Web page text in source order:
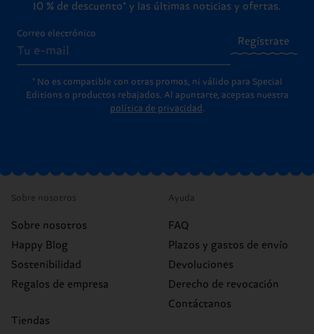
10 % de descuento* y las últimas noticias y ofertas.
Correo electrónico
Regístrate
* No es compatible con otras promos, ni válido para Special
Editions o productos rebajados. Al apuntarte, aceptas nuestra
política de privacidad .
Sobre nosotros
Sobre nosotros
Happy Blog
Sostenibilidad
Regalos de empresa
Tiendas
Ayuda
FAQ
Plazos y gastos de envío
Devoluciones
Derecho de revocación
Contáctanos